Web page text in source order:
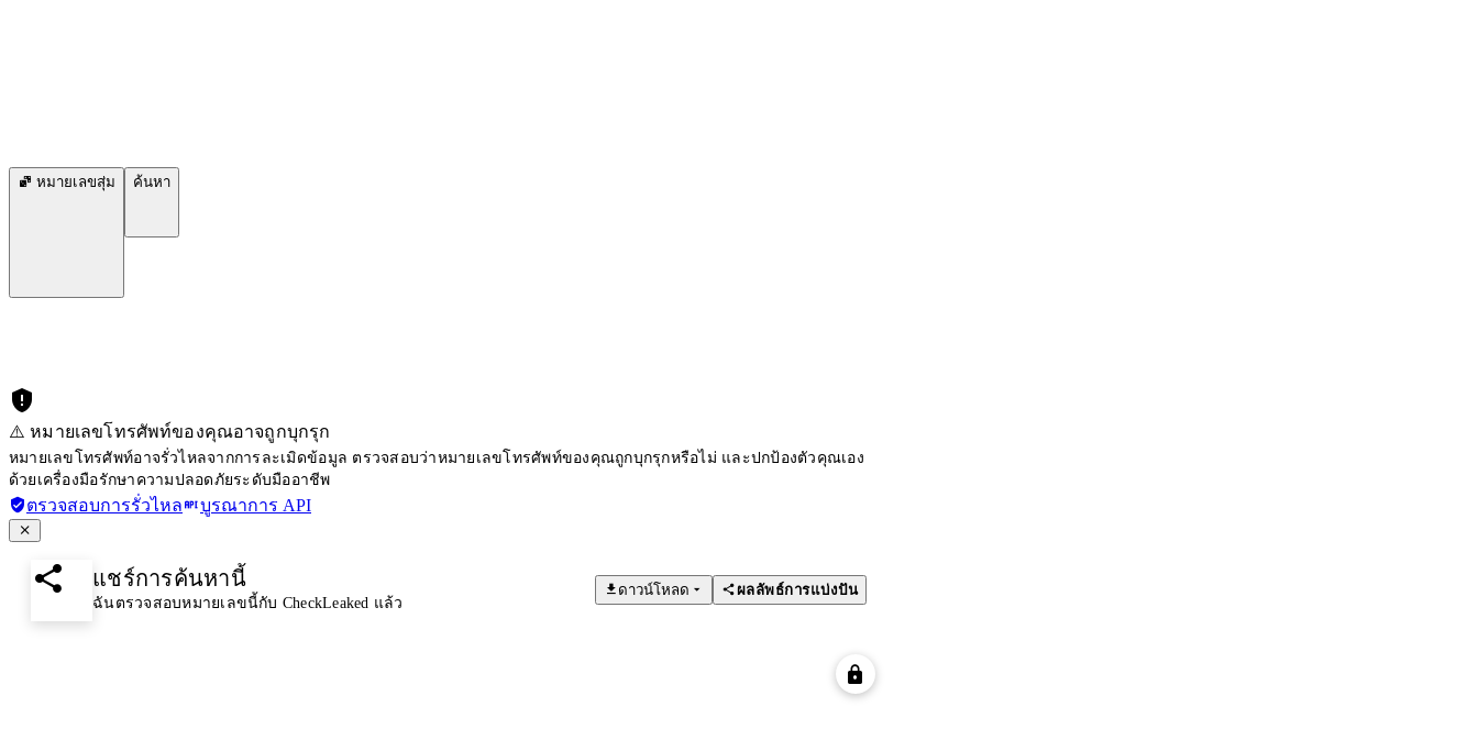
หมายเลขสุ่ม ค้นหา
⚠️ หมายเลขโทรศัพท์ของคุณอาจถูกบุกรุก
หมายเลขโทรศัพท์อาจรั่วไหลจากการละเมิดข้อมูล ตรวจสอบว่าหมายเลขโทรศัพท์ของคุณถูกบุกรุกหรือไม่ และปกป้องตัวคุณเอง
ด้วยเครื่องมือรักษาความปลอดภัยระดับมืออาชีพ
ตรวจสอบการรั่วไหล บูรณาการ API
แชร์การค้นหานี้
ฉันตรวจสอบหมายเลขนี้กับ CheckLeaked แล้ว
ดาวน์โหลด ผลลัพธ์การแบ่งปัน